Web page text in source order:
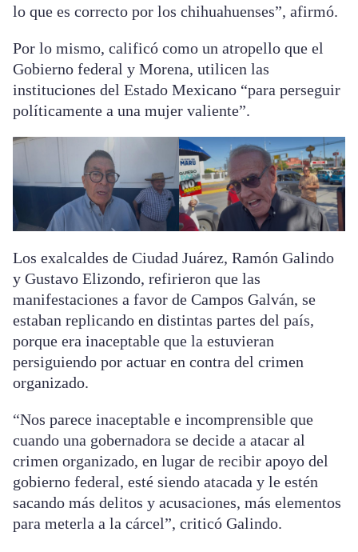
lo que es correcto por los chihuahuenses”, afirmó.
Por lo mismo, calificó como un atropello que el
Gobierno federal y Morena, utilicen las
instituciones del Estado Mexicano “para perseguir
políticamente a una mujer valiente”.
Los exalcaldes de Ciudad Juárez, Ramón Galindo
y Gustavo Elizondo, refirieron que las
manifestaciones a favor de Campos Galván, se
estaban replicando en distintas partes del país,
porque era inaceptable que la estuvieran
persiguiendo por actuar en contra del crimen
organizado.
“Nos parece inaceptable e incomprensible que
cuando una gobernadora se decide a atacar al
crimen organizado, en lugar de recibir apoyo del
gobierno federal, esté siendo atacada y le estén
sacando más delitos y acusaciones, más elementos
para meterla a la cárcel”, criticó Galindo.